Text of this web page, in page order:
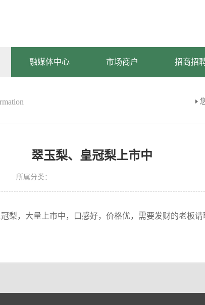
融媒体中心 市场商户 招商招
翠玉梨、皇冠梨上市中
所属分类：
梨，大量上市中，口感好，价格优，需要发财的老板请